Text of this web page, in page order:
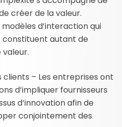
créer de la valeur.
d’interaction qui
autant de
clients – Les entreprises ont
d’impliquer fournisseurs
d’innovation afin de
conjointement des